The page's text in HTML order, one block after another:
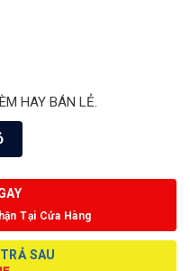
HAY BÁN LẺ.
Tại Cửa Hàng
SAU